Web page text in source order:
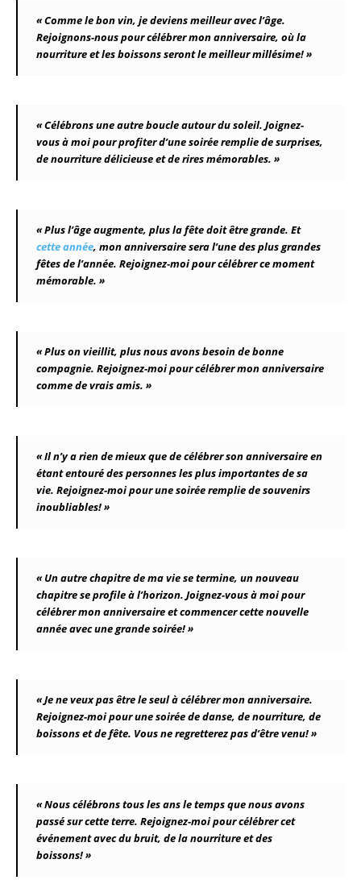
« Comme le bon vin, je deviens meilleur avec l’âge.
Rejoignons-nous pour célébrer mon anniversaire, où la
nourriture et les boissons seront le meilleur millésime! »
« Célébrons une autre boucle autour du soleil. Joignez-
vous à moi pour profiter d’une soirée remplie de surprises,
de nourriture délicieuse et de rires mémorables. »
« Plus l’âge augmente, plus la fête doit être grande. Et
cette année, mon anniversaire sera l’une des plus grandes
fêtes de l’année. Rejoignez-moi pour célébrer ce moment
mémorable. »
« Plus on vieillit, plus nous avons besoin de bonne
compagnie. Rejoignez-moi pour célébrer mon anniversaire
comme de vrais amis. »
« Il n’y a rien de mieux que de célébrer son anniversaire en
étant entouré des personnes les plus importantes de sa
vie. Rejoignez-moi pour une soirée remplie de souvenirs
inoubliables! »
« Un autre chapitre de ma vie se termine, un nouveau
chapitre se profile à l’horizon. Joignez-vous à moi pour
célébrer mon anniversaire et commencer cette nouvelle
année avec une grande soirée! »
« Je ne veux pas être le seul à célébrer mon anniversaire.
Rejoignez-moi pour une soirée de danse, de nourriture, de
boissons et de fête. Vous ne regretterez pas d’être venu! »
« Nous célébrons tous les ans le temps que nous avons
passé sur cette terre. Rejoignez-moi pour célébrer cet
événement avec du bruit, de la nourriture et des
boissons! »